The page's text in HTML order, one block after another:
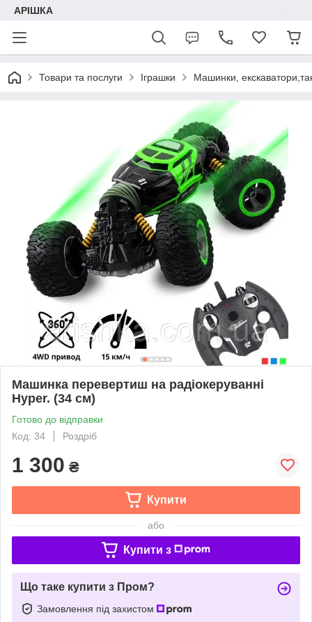
АРІШКА
Товари та послуги Іграшки Машинки,
Машинка перевертиш на радіокеруванні
Hyper. (34 см)
Готово до відправки
Код: 34
Роздріб
1 300 ₴
Купити
або
Купити з
Що таке купити з Пром?
Замовлення під захистом